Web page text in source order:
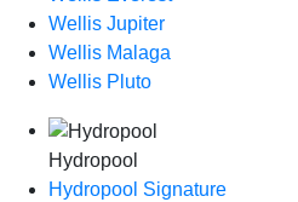
Wellis Jupiter
Wellis Malaga
Wellis Pluto
Hydropool
Hydropool Signature